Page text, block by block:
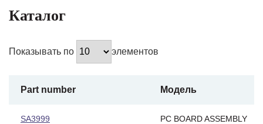
Каталог
Показывать по элементов
Part number Модель
SA3999 PC BOARD ASSEMBLY